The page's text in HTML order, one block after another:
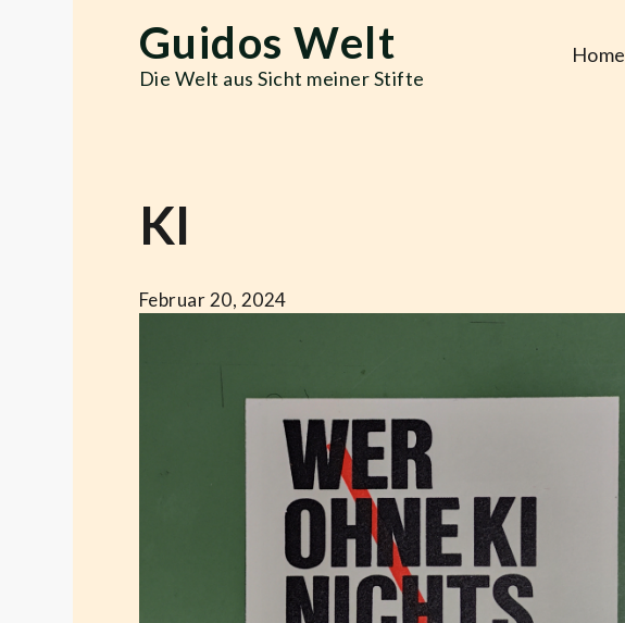
Guidos Welt
Die Welt aus Sicht meiner Stifte
Home
KI
Februar 20, 2024